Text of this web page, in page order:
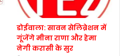
डोईवाला: सावन सेलिब्रेशन में
गूंजेंगे मीना राणा और हेमा
नेगी करासी के सुर